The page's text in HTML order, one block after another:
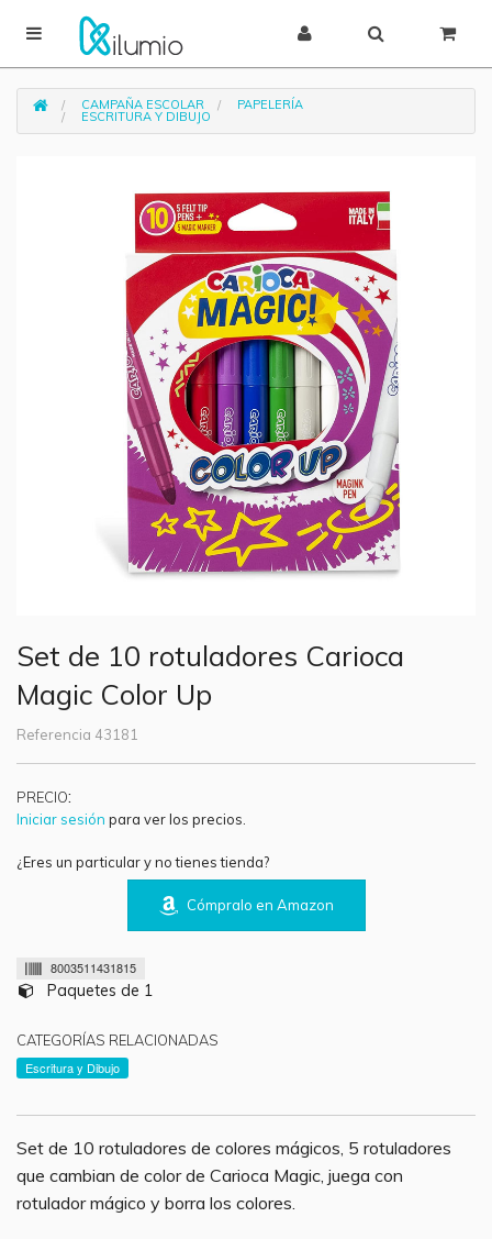
CAMPAÑA ESCOLAR PAPELERÍA
ESCRITURA Y DIBUJO
Set de 10 rotuladores Carioca
Magic Color Up
Referencia 43181
PRECIO:
Iniciar sesión para ver los precios.
¿Eres un particular y no tienes tienda?
Cómpralo en Amazon
8003511431815
Paquetes de 1
CATEGORÍAS RELACIONADAS
Escritura y Dibujo
Set de 10 rotuladores de colores mágicos, 5 rotuladores
que cambian de color de Carioca Magic, juega con
rotulador mágico y borra los colores.